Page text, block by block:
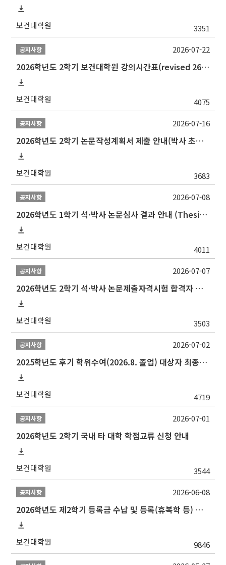
보건대학원 3351
공지사항
2026학년도 2학기 보건대학원 강의시간표(revised 260803)(2026 2nd SEMESTER SNU GSPH TIMETABLE)
보건대학원 4075
2026-07-22
공지사항
2026학년도 2학기 논문작성계획서 제출 안내(박사 초심 일정 포함)_Thesis Proposal
보건대학원 3683
2026-07-16
공지사항
2026학년도 1학기 석·박사 논문심사 결과 안내 (Thesis Defense Result)
보건대학원 4011
2026-07-08
공지사항
2026학년도 2학기 석·박사 논문제출자격시험 합격자 공고(TSQ Exam Result)
보건대학원 3503
2026-07-07
공지사항
2025학년도 후기 학위수여(2026.8. 졸업) 대상자 최종인준 논문 제출 안내
보건대학원 4719
2026-07-02
공지사항
2026학년도 2학기 국내 타 대학 학점교류 신청 안내
보건대학원 3544
2026-07-01
공지사항
2026학년도 제2학기 등록금 수납 및 등록(휴복학 등) 일정 안내
보건대학원 9846
2026-06-08